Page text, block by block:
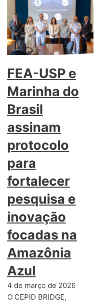
FEA-USP e
Marinha do
Brasil
assinam
protocolo
para
fortalecer
pesquisa e
inovação
focadas na
Amazônia
Azul
4 de março de 2026
O CEPID BRIDGE,